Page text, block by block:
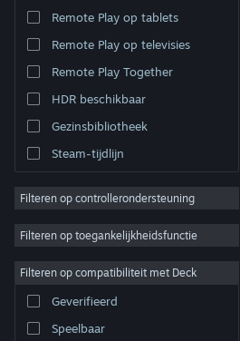
Remote Play op tablets
Remote Play op televisies
Remote Play Together
HDR beschikbaar
Gezinsbibliotheek
Steam-tijdlijn
Filteren op controllerondersteuning
Filteren op toegankelijkheidsfunctie
Filteren op compatibiliteit met Deck
Geverifieerd
Speelbaar
F1® 25
Ondersteunt VR
Fishing Planet
Among Us
Age of Empires IV:
The Last of Us™ Part II
Necesse
PAYDAY 2